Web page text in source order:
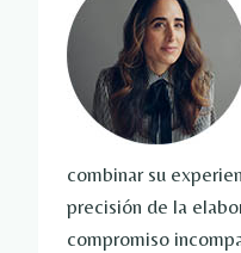
combinar su
precisión de la
compromiso